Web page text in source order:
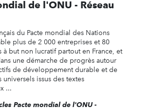
de l'ONU - Réseau
du Pacte mondial des Nations
plus de 2 000 entreprises et 80
à but non lucratif partout en France, et
une démarche de progrès autour
de développement durable et de
issus des textes
...
Pacte mondial de l'ONU -